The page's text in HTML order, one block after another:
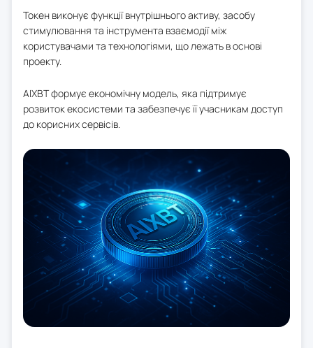
Токен виконує функції внутрішнього активу, засобу
стимулювання та інструмента взаємодії між
користувачами та технологіями, що лежать в основі
проекту.
AIXBT формує економічну модель, яка підтримує
розвиток екосистеми та забезпечує її учасникам доступ
до корисних сервісів.